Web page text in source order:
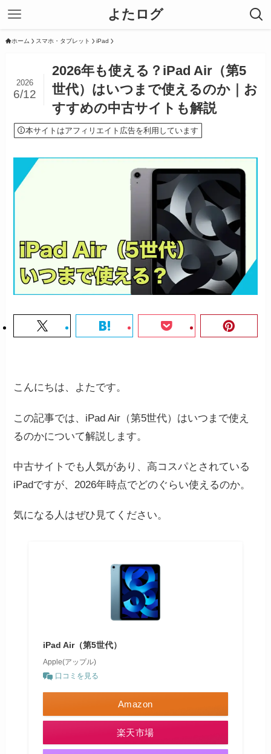
よたログ
ホーム スマホ・タブレット iPad
2026年も使える？iPad Air（第5
世代）はいつまで使えるのか｜お
すすめの中古サイトも解説
2026
6/12
本サイトはアフィリエイト広告を利用しています
こんにちは、よたです。
この記事では、iPad Air（第5世代）はいつまで使え
るのかについて解説します。
中古サイトでも人気があり、高コスパとされている
iPadですが、2026年時点でどのぐらい使えるのか。
気になる人はぜひ見てください。
iPad Air（第5世代）
Apple(アップル)
口コミを見る
Amazon
楽天市場